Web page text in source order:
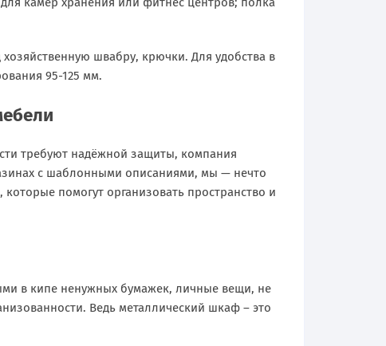
швабру, крючки. Для удобства в
95-125 мм.
требуют надёжной защиты, компания
с шаблонными описаниями, мы — нечто
помогут организовать пространство и
в кипе ненужных бумажек, личные вещи, не
Ведь металлический шкаф – это